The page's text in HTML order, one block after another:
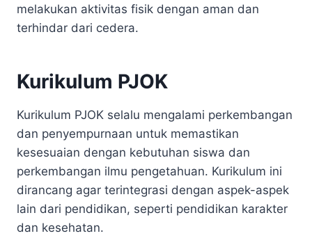
melakukan aktivitas fisik dengan aman dan
terhindar dari cedera.
Kurikulum PJOK
Kurikulum PJOK selalu mengalami perkembangan
dan penyempurnaan untuk memastikan
kesesuaian dengan kebutuhan siswa dan
perkembangan ilmu pengetahuan. Kurikulum ini
dirancang agar terintegrasi dengan aspek-aspek
lain dari pendidikan, seperti pendidikan karakter
dan kesehatan.